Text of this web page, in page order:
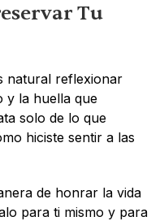
Tu
natural reflexionar
y la huella que
solo de lo que
hiciste sentir a las
de honrar la vida
para ti mismo y para